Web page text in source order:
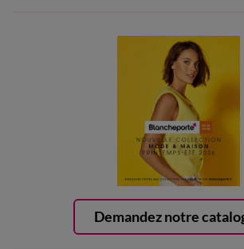
Demandez notre